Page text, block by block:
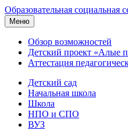
Образовательная социальная
Меню
Обзор возможностей
Детский проект «Алые
Аттестация
Детский сад
Начальная школа
Школа
НПО и СПО
ВУЗ